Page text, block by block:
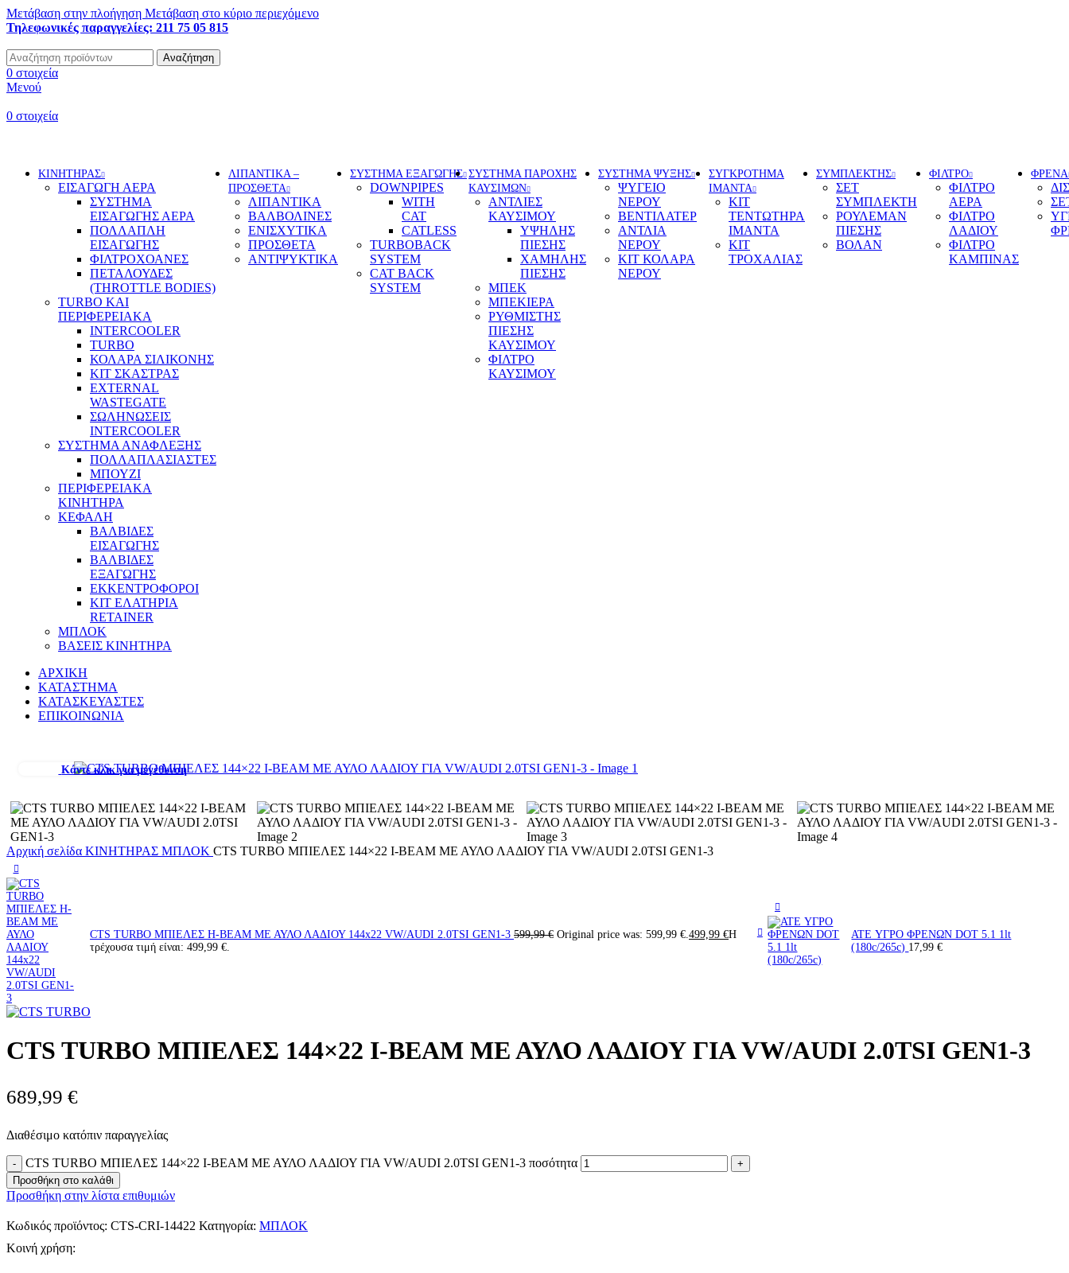
Μετάβαση στην πλοήγηση Μετάβαση στο κύριο περιεχόμενο
Τηλεφωνικές παραγγελίες: 211 75 05 815
Αναζήτηση
0 στοιχεία
Μενού
0 στοιχεία
ΚΙΝΗΤΗΡΑΣ
ΕΙΣΑΓΩΓΗ ΑΕΡΑ
ΣΥΣΤΗΜΑ
ΕΙΣΑΓΩΓΗΣ ΑΕΡΑ
ΠΟΛΛΑΠΛΗ
ΕΙΣΑΓΩΓΗΣ
ΦΙΛΤΡΟΧΟΑΝΕΣ
ΠΕΤΑΛΟΥΔΕΣ
(THROTTLE BODIES)
TURBO ΚΑΙ
ΠΕΡΙΦΕΡΕΙΑΚΑ
INTERCOOLER
TURBO
ΚΟΛΑΡΑ ΣΙΛΙΚΟΝΗΣ
ΚΙΤ ΣΚΑΣΤΡΑΣ
EXTERNAL
WASTEGATE
ΣΩΛΗΝΩΣΕΙΣ
INTERCOOLER
ΣΥΣΤΗΜΑ ΑΝΑΦΛΕΞΗΣ
ΠΟΛΛΑΠΛΑΣΙΑΣΤΕΣ
ΜΠΟΥΖΙ
ΠΕΡΙΦΕΡΕΙΑΚΑ
ΚΙΝΗΤΗΡΑ
ΚΕΦΑΛΗ
ΒΑΛΒΙΔΕΣ
ΕΙΣΑΓΩΓΗΣ
ΒΑΛΒΙΔΕΣ
ΕΞΑΓΩΓΗΣ
ΕΚΚΕΝΤΡΟΦΟΡΟΙ
ΚΙΤ ΕΛΑΤΗΡΙΑ
RETAINER
ΜΠΛΟΚ
ΒΑΣΕΙΣ ΚΙΝΗΤΗΡΑ
ΛΙΠΑΝΤΙΚΑ –
ΠΡΟΣΘΕΤΑ
ΛΙΠΑΝΤΙΚΑ
ΒΑΛΒΟΛΙΝΕΣ
ΕΝΙΣΧΥΤΙΚΑ
ΠΡΟΣΘΕΤΑ
ΑΝΤΙΨΥΚΤΙΚΑ
ΣΥΣΤΗΜΑ ΕΞΑΓΩΓΗΣ
DOWNPIPES
WITH
CAT
CATLESS
TURBOBACK
SYSTEM
CAT BACK
SYSTEM
ΣΥΣΤΗΜΑ ΠΑΡΟΧΗΣ
ΚΑΥΣΙΜΩΝ
ΑΝΤΛΙΕΣ
ΚΑΥΣΙΜΟΥ
ΥΨΗΛΗΣ
ΠΙΕΣΗΣ
ΧΑΜΗΛΗΣ
ΠΙΕΣΗΣ
ΜΠΕΚ
ΜΠΕΚΙΕΡΑ
ΡΥΘΜΙΣΤΗΣ
ΠΙΕΣΗΣ
ΚΑΥΣΙΜΟΥ
ΦΙΛΤΡΟ
ΚΑΥΣΙΜΟΥ
ΣΥΣΤΗΜΑ ΨΥΞΗΣ
ΨΥΓΕΙΟ
ΝΕΡΟΥ
ΒΕΝΤΙΛΑΤΕΡ
ΑΝΤΛΙΑ
ΝΕΡΟΥ
ΚΙΤ ΚΟΛΑΡΑ
ΝΕΡΟΥ
ΣΥΓΚΡΟΤΗΜΑ
ΙΜΑΝΤΑ
ΚΙΤ
ΤΕΝΤΩΤΗΡΑ
ΙΜΑΝΤΑ
ΚΙΤ
ΤΡΟΧΑΛΙΑΣ
ΣΥΜΠΛΕΚΤΗΣ
ΣΕΤ
ΣΥΜΠΛΕΚΤΗ
ΡΟΥΛΕΜΑΝ
ΠΙΕΣΗΣ
ΒΟΛΑΝ
ΦΙΛΤΡΟ
ΦΙΛΤΡΟ
ΑΕΡΑ
ΦΙΛΤΡΟ
ΛΑΔΙΟΥ
ΦΙΛΤΡΟ
ΚΑΜΠΙΝΑΣ
ΦΡΕΝΑ
ΑΡΧΙΚΗ
ΚΑΤΑΣΤΗΜΑ
ΚΑΤΑΣΚΕΥΑΣΤΕΣ
ΕΠΙΚΟΙΝΩΝΙΑ
Κάντε κλικ για μεγέθυνση
Αρχική σελίδα ΚΙΝΗΤΗΡΑΣ ΜΠΛΟΚ CTS TURBO ΜΠΙΕΛΕΣ 144×22 I-BEAM ΜΕ ΑΥΛΟ ΛΑΔΙΟΥ ΓΙΑ VW/AUDI 2.0TSI GEN1-3
CTS TURBO ΜΠΙΕΛΕΣ H-BEAM ΜΕ ΑΥΛΟ ΛΑΔΙΟΥ 144x22 VW/AUDI 2.0TSI GEN1-3 599,99€ Original price was: 599,99 €.499,99 €Η
τρέχουσα τιμή είναι: 499,99 €.
ATE ΥΓΡΟ ΦΡΕΝΩΝ DOT 5.1 1lt
(180c/265c) 17,99€
CTS TURBO ΜΠΙΕΛΕΣ 144×22 I-BEAM ΜΕ ΑΥΛΟ ΛΑΔΙΟΥ ΓΙΑ VW/AUDI 2.0TSI GEN1-3
689,99 €
Διαθέσιμο κατόπιν παραγγελίας
CTS TURBO ΜΠΙΕΛΕΣ 144×22 I-BEAM ΜΕ ΑΥΛΟ ΛΑΔΙΟΥ ΓΙΑ VW/AUDI 2.0TSI GEN1-3 ποσότητα
Προσθήκη στο καλάθι
Προσθήκη στην λίστα επιθυμιών
Κωδικός προϊόντος: CTS-CRI-14422 Κατηγορία: ΜΠΛΟΚ
Κοινή χρήση: